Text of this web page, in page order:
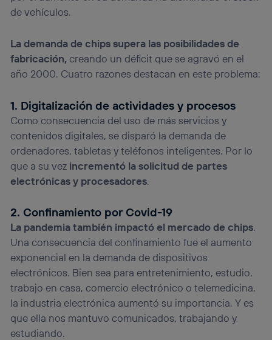
de vehículos.
La demanda de chips supera las posibilidades de
fabricación,creando un déficit que se agravó en el
año 2000. Cuatro razones destacan en este problema:
1. Digitalización de actividades y procesos
Como consecuencia del uso de más servicios y
contenidos digitales, se disparó la demanda de
ordenadores, tabletas y teléfonos inteligentes. Por lo
que a su vez incrementó la solicitud de partes
electrónicas y procesadores.
2. Confinamiento por Covid-19
La pandemia también impactó el mercado de chips.
Una consecuencia del confinamiento fue el aumento
exponencial en la demanda de dispositivos
electrónicos. Bien sea para entretenimiento, estudio,
trabajo en casa, comercio electrónico o telemedicina,
la industria electrónica aumentó su importancia. Y es
que ella nos mantuvo comunicados, trabajando y
estudiando.
Si utilizas
Puedes gestionar los consentimientos Utiq seleccionando
“Administrar Utiq” en la parte inferior de esta página web o
visitando el portal de privacidad de Utiq